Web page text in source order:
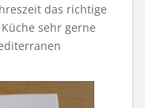
das richtige
sehr gerne